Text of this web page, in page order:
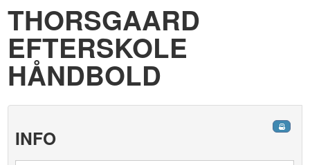
THORSGAARD
EFTERSKOLE
HÅNDBOLD
INFO